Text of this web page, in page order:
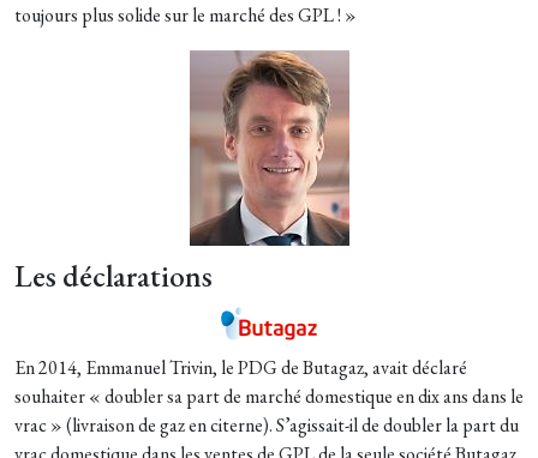
toujours plus solide sur le marché des GPL ! »
Les déclarations
En 2014, Emmanuel Trivin, le PDG de Butagaz, avait déclaré
souhaiter « doubler sa part de marché domestique en dix ans dans le
vrac » (livraison de gaz en citerne). S’agissait-il de doubler la part du